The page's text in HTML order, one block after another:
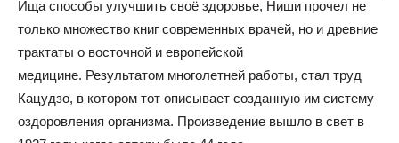
Ища способы улучшить своё здоровье, Ниши прочел не
только множество книг современных врачей, но и древние
трактаты о восточной и европейской
медицине. Результатом многолетней работы, стал труд
Кацудзо, в котором тот описывает созданную им систему
оздоровления организма. Произведение вышло в свет в